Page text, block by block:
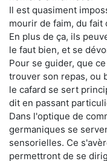
Il est quasiment
mourir de faim, du
En plus de ça, ils
le faut bien, et se
Pour se guider, que
trouver son repas, ou
le cafard se sert
dit en passant
Dans l'optique de
germaniques se
sensorielles. Ce
permettront de se